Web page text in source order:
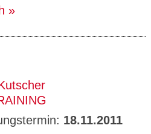
18.11.2011